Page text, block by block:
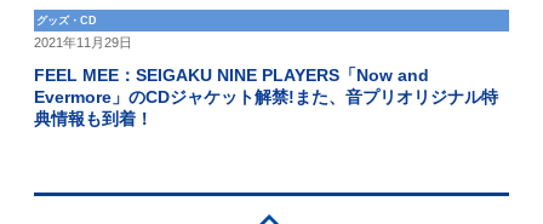
グッズ・CD
2021年11月29日
FEEL MEE：SEIGAKU NINE PLAYERS「Now and
Evermore」のCDジャケット解禁!また、音プリオリジナル特
典情報も到着！